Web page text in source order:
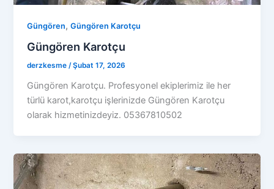
Güngören,Güngören Karotçu
Güngören Karotçu
derzkesme/Şubat 17, 2026
Güngören Karotçu. Profesyonel ekiplerimiz ile her
türlü karot,karotçu işlerinizde Güngören Karotçu
olarak hizmetinizdeyiz. 05367810502